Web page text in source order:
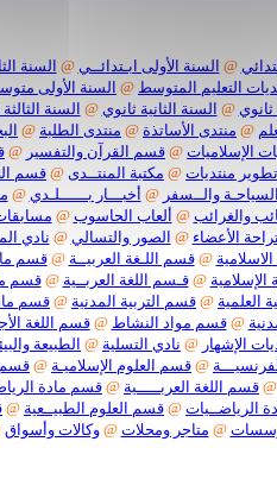
@ السنة الأولى ابـتدائــي @ السنة
التعليم المتوسط @ السنة الأولى
@ السنة الثانية ثانوي @ السنة
@ منتدى الأساتذة @ منتدى الطلبة @
الإسلاميات @ قسم القرآن والتفسير @
منتديات @ مكتبة المنتــدى @ قسم
السياحـة والــسفر @ أخبـــار بــــــلـدي @
والغرائب @ ألعاب الحاسوب @
الأعضاء @ الصور والتسالي @ نادي
@قسم اللـغة العربيــة @قسم
الإسلامية @قـسم اللغة العربــية @قسم
العلمية @ قسم التربية المدنية @ قسم
@قسم مواد النشاط @قسم اللغة
الإشهار @ نادي التسلية @ الطبيعة
@ قسم العلوم الإسلاميـة @قسم
@ قسم اللغة العربـــــية @قسم مادة
الرياضــيات @ قسم العلوم الطبيــعية @
@ متاجر ومحلات @وكالات وأسواق